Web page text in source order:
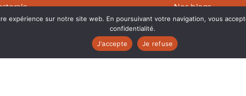
Nos blogs
Nos publications
expérience sur notre site web. En poursuivant votre navigation, vous
confidentialité.
J'accepte
Je refuse